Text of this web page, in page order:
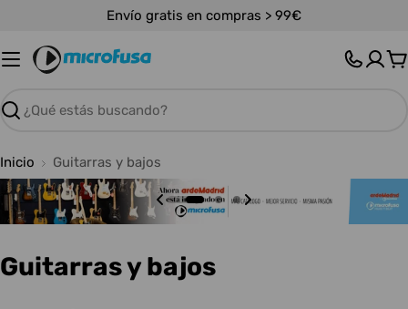
contenido
Envío gratis en compras > 99€
Buscar
Inicio Guitarras y bajos
C
Guitarras y bajos